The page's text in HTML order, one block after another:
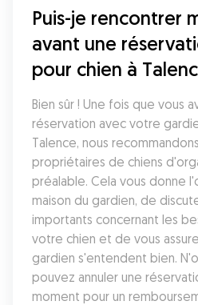
Puis-je rencontrer
avant une
pour chien à
Bien sûr ! Une fois que vous
réservation avec votre
Talence, nous
propriétaires de chiens
préalable. Cela vous donne
maison du gardien, de
importants concernant les
votre chien et de vous
gardien s'entendent bien.
pouvez annuler une
moment pour un